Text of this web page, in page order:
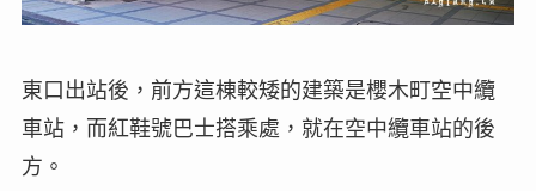
東口出站後，前方這棟較矮的建築是櫻木町空中纜
車站，而紅鞋號巴士搭乘處，就在空中纜車站的後
方。